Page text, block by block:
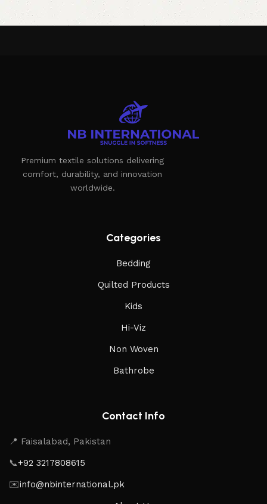
Premium textile solutions delivering
comfort, durability, and innovation
worldwide.
Categories
Bedding
Quilted Products
Kids
Hi-Viz
Non Woven
Bathrobe
Contact Info
📍 Faisalabad, Pakistan
📞+92 3217808615
✉️info@nbinternational.pk